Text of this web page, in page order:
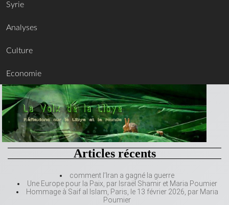
Syrie
Analyses
Culture
Economie
Articles récents
comment l’Iran a gagné la guerre
Une Europe pour la Paix, par Israël Shamir et Maria Poumier
Hommage à Saif al Islam, Paris, le 13 février 2026, par Maria
Poumier